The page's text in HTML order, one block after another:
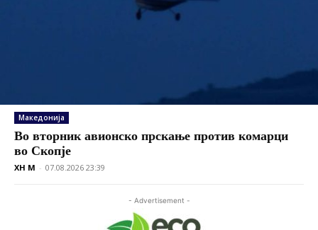
Македонија
Во вторник авионско прскање против комарци
во Скопје
XH M - 07.08.2026 23:39
- Advertisement -